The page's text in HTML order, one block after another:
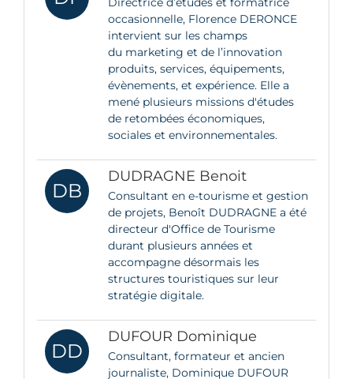
occasionnelle, Florence DERONCE
intervient sur les champs
du marketing et de l’innovation
produits, services, équipements,
évènements, et expérience. Elle a
mené plusieurs missions d'études
de retombées économiques,
sociales et environnementales.
DB
DUDRAGNE Benoit
Consultant en e-tourisme et gestion
de projets, Benoît DUDRAGNE a été
directeur d'Office de Tourisme
durant plusieurs années et
accompagne désormais les
structures touristiques sur leur
stratégie digitale.
DD
DUFOUR Dominique
Consultant, formateur et ancien
journaliste, Dominique DUFOUR